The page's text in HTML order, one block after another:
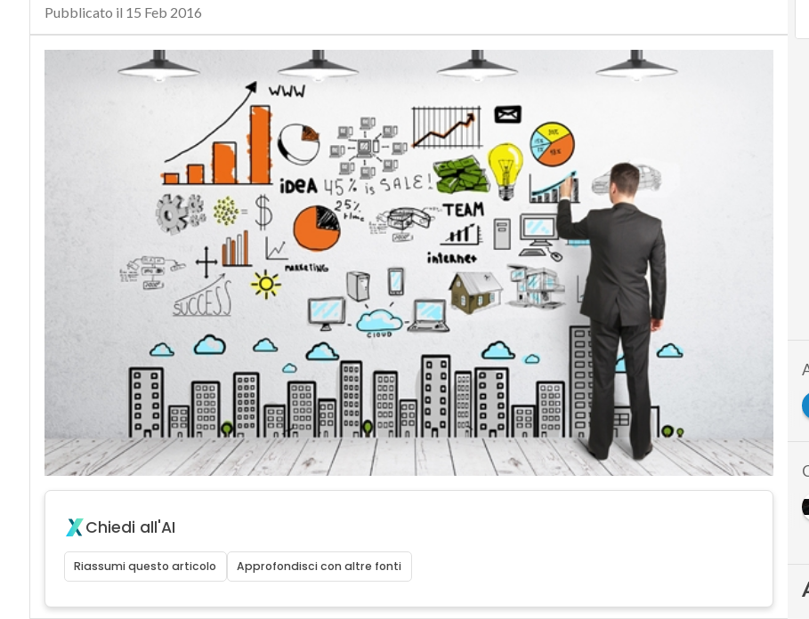
Pubblicato il 15 Feb 2016
Chiedi all'AI
Riassumi questo articolo Approfondisci con altre fonti
app economy